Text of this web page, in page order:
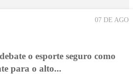
07 DE AGO
o esporte seguro como
para o alto...